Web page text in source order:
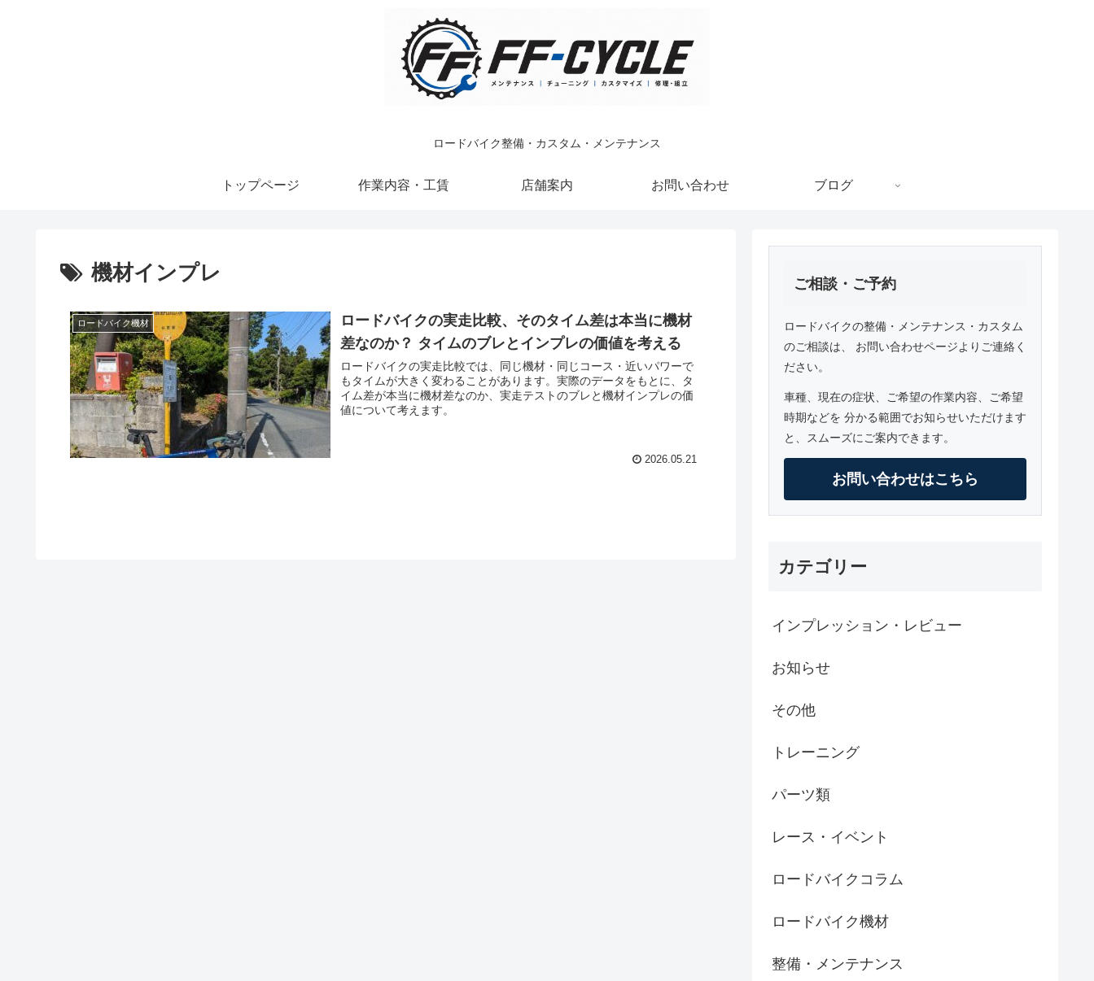
ロードバイク整備・カスタム・メンテナンス
トップページ 作業内容・工賃 店舗案内 お問い合わせ ブログ
機材インプレ
ロードバイク機材
ロードバイクの実走比較、そのタイム差は本当に機材
差なのか？ タイムのブレとインプレの価値を考える
ロードバイクの実走比較では、同じ機材・同じコース・近いパワーで
もタイムが大きく変わることがあります。実際のデータをもとに、タ
イム差が本当に機材差なのか、実走テストのブレと機材インプレの価
値について考えます。
2026.05.21
ご相談・ご予約
ロードバイクの整備・メンテナンス・カスタム
のご相談は、 お問い合わせページよりご連絡く
ださい。
車種、現在の症状、ご希望の作業内容、ご希望
時期などを 分かる範囲でお知らせいただけます
と、スムーズにご案内できます。
お問い合わせはこちら
カテゴリー
インプレッション・レビュー
お知らせ
その他
トレーニング
パーツ類
レース・イベント
ロードバイクコラム
ロードバイク機材
整備・メンテナンス